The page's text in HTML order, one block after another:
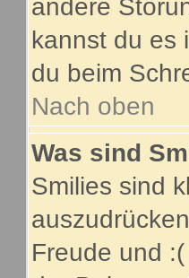
andere
kannst du es
du beim
Nach oben
Was sind
Smilies sind
Freude und